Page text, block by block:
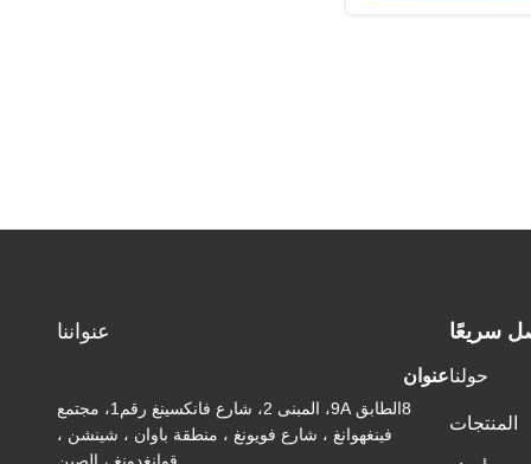
سريعًا
حولنا
المنتجات
عنواننا
عنوان
8الطابق 9A، المبنى 2، شارع فانكسينغ رقم1، مجتمع
فينغهوانغ ، شارع فويونغ ، منطقة باوان ، شينشن ،